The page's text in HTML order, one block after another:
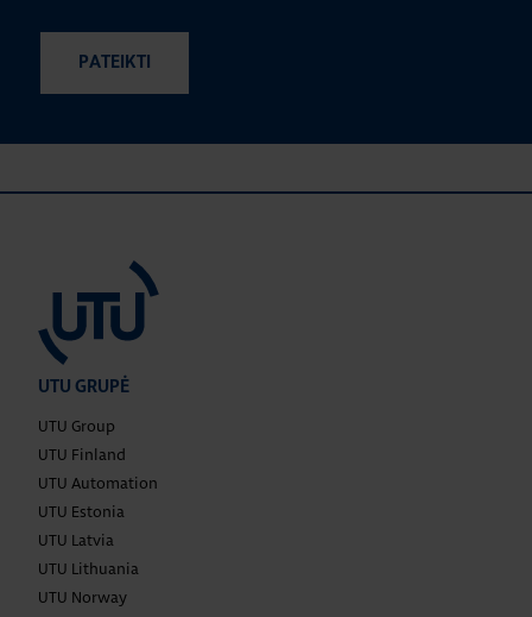
UTU GRUPĖ
UTU Group
UTU Finland
UTU Automation
UTU Estonia
UTU Latvia
UTU Lithuania
UTU Norway